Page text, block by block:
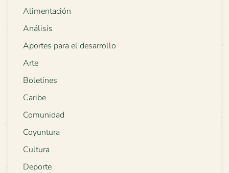
Alimentación
Análisis
Aportes para el desarrollo
Arte
Boletines
Caribe
Comunidad
Coyuntura
Cultura
Deporte